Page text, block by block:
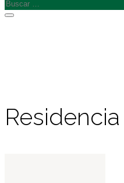
Residencia